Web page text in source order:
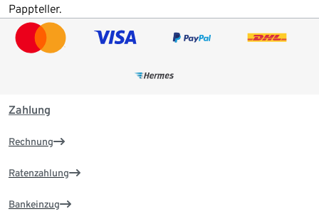
Pappteller.
Zahlung
Rechnung
Ratenzahlung
Bankeinzug